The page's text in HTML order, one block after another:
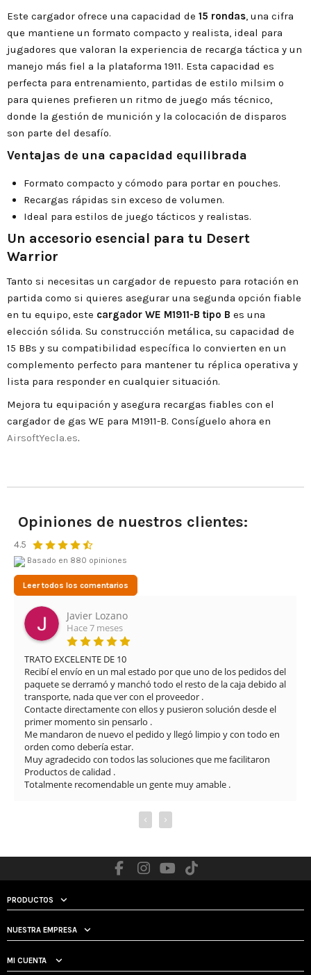
Este cargador ofrece una capacidad de 15 rondas, una cifra
que mantiene un formato compacto y realista, ideal para
jugadores que valoran la experiencia de recarga táctica y un
manejo más fiel a la plataforma 1911. Esta capacidad es
perfecta para entrenamiento, partidas de estilo milsim o
para quienes prefieren un ritmo de juego más técnico,
donde la gestión de munición y la colocación de disparos
son parte del desafío.
Ventajas de una capacidad equilibrada
Formato compacto y cómodo para portar en pouches.
Recargas rápidas sin exceso de volumen.
Ideal para estilos de juego tácticos y realistas.
Un accesorio esencial para tu Desert
Warrior
Tanto si necesitas un cargador de repuesto para rotación en
partida como si quieres asegurar una segunda opción fiable
en tu equipo, este cargador WE M1911-B tipo B es una
elección sólida. Su construcción metálica, su capacidad de
15 BBs y su compatibilidad específica lo convierten en un
complemento perfecto para mantener tu réplica operativa y
lista para responder en cualquier situación.
Mejora tu equipación y asegura recargas fiables con el
cargador de gas WE para M1911-B. Consíguelo ahora en
AirsoftYecla.es.
Opiniones de nuestros clientes:
4.5
Basado en 880 opiniones
Leer todos los comentarios
Leonardo Cifuentes Ortiz
Hace 3 meses
Muy buena experiencia con Airsof yecla. El servicio ha sido
excelente desde el primer momento. Me proporcionaron una
solución rápida y eficaz para el problema que tenía con la
réplica, manteniendo una atención muy profesional y amable
en todo momento.
El envío fue muy rápido y además se nota que cuidan mucho
los detalles: limpieza del arma, revisión completa y vídeos
explicando el estado y funcionamiento. La comunicación
también ha sido muy buena durante todo el proceso.
Sin duda, una tienda totalmente recomendable por la atención
al cliente y la seriedad con la que trabajan.
‹ ›
PRODUCTOS
NUESTRA EMPRESA
MI CUENTA